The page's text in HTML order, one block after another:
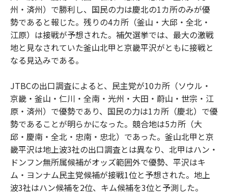
州・済州）で勝利し、国民の力は慶北の1カ所のみが優
勢であると報じた。残りの4カ所（釜山・大邱・全北・
江原）は接戦が予想された。補欠選挙では、最大の激戦
地と見なされていた釜山北甲と京畿平沢がともに接戦と
なる見込みである。
JTBCの出口調査によると、民主党が10カ所（ソウル・
京畿・釜山・仁川・全南・光州・大田・蔚山・世宗・江
原・済州）で優勢であり、国民の力は1カ所（慶北）で優
勢であることが明らかになった。競合地は5カ所（大
邱・慶南・全北・忠南・忠北）であった。釜山北甲と京
畿平沢は地上波3社の出口調査とは異なり、北甲はハン・
ドンフン無所属候補がオッズ範囲外で優勢、平沢はキ
ム・ヨンナム民主党候補が接戦1位と予想された。地上
波3社はハン候補を2位、キム候補を3位と予測した。